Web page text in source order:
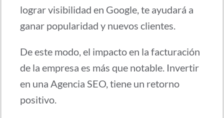
lograr visibilidad en Google, te ayudará a
ganar popularidad y nuevos clientes.
De este modo, el impacto en la facturación
de la empresa es más que notable. Invertir
en una Agencia SEO, tiene un retorno
positivo.